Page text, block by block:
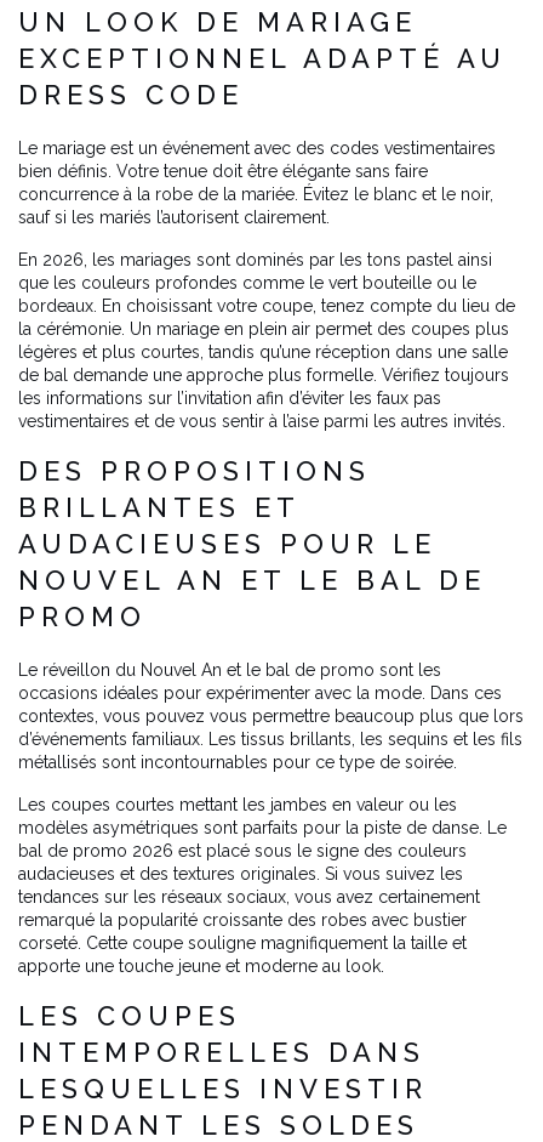
UN LOOK DE MARIAGE
EXCEPTIONNEL ADAPTÉ AU
DRESS CODE
Le mariage est un événement avec des codes vestimentaires
bien définis. Votre tenue doit être élégante sans faire
concurrence à la robe de la mariée. Évitez le blanc et le noir,
sauf si les mariés l’autorisent clairement.
En 2026, les mariages sont dominés par les tons pastel ainsi
que les couleurs profondes comme le vert bouteille ou le
bordeaux. En choisissant votre coupe, tenez compte du lieu de
la cérémonie. Un mariage en plein air permet des coupes plus
légères et plus courtes, tandis qu’une réception dans une salle
de bal demande une approche plus formelle. Vérifiez toujours
les informations sur l’invitation afin d’éviter les faux pas
vestimentaires et de vous sentir à l’aise parmi les autres invités.
DES PROPOSITIONS
BRILLANTES ET
AUDACIEUSES POUR LE
NOUVEL AN ET LE BAL DE
PROMO
Le réveillon du Nouvel An et le bal de promo sont les
occasions idéales pour expérimenter avec la mode. Dans ces
contextes, vous pouvez vous permettre beaucoup plus que lors
d’événements familiaux. Les tissus brillants, les sequins et les fils
métallisés sont incontournables pour ce type de soirée.
Les coupes courtes mettant les jambes en valeur ou les
modèles asymétriques sont parfaits pour la piste de danse. Le
bal de promo 2026 est placé sous le signe des couleurs
audacieuses et des textures originales. Si vous suivez les
tendances sur les réseaux sociaux, vous avez certainement
remarqué la popularité croissante des robes avec bustier
corseté. Cette coupe souligne magnifiquement la taille et
apporte une touche jeune et moderne au look.
LES COUPES
INTEMPORELLES DANS
LESQUELLES INVESTIR
PENDANT LES SOLDES